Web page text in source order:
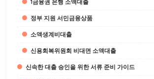
1금융권 은행 소액대출
정부 지원 서민금융상품
소액생계비대출
신용회복위원회 비대면 소액대출
신속한 대출 승인을 위한 서류 준비 가이드